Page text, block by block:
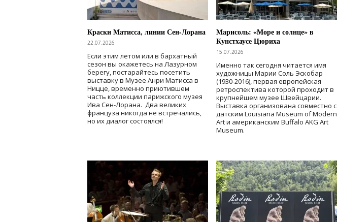
Краски Матисса, линии Сен-Лорана
22.07.2026
Если этим летом или в бархатный
сезон вы окажетесь на Лазурном
берегу, постарайтесь посетить
выставку в Музее Анри Матисса в
Ницце, временно приютившем
часть коллекции парижского музея
Ива Сен-Лорана. Два великих
француза никогда не встречались,
но их диалог состоялся!
Марисоль: «Море и солнце» в
Кунстхаусе Цюриха
15.07.2026
Именно так сегодня читается имя
художницы Марии Соль Эскобар
(1930-2016), первая европейская
ретроспектива которой проходит в
крупнейшем музее Швейцарии.
Выставка организована совместно с
датским Louisiana Museum of Modern
Art и американским Buffalo AKG Art
Museum.